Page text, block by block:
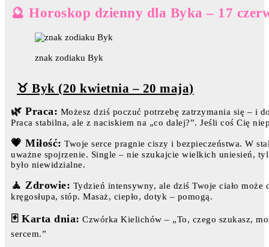
🔮 Horoskop dzienny dla Byka – 17
znak zodiaku Byk
♉ Byk (20 kwietnia – 20 maja)
🌿 Praca: Możesz dziś poczuć potrzebę zatrzymania się – i
Praca stabilna, ale z naciskiem na „co dalej?”. Jeśli coś Cię
💗 Miłość: Twoje serce pragnie ciszy i bezpieczeństwa. W
uważne spojrzenie. Single – nie szukajcie wielkich uniesień,
było niewidzialne.
🧘 Zdrowie: Tydzień intensywny, ale dziś Twoje ciało
kręgosłupa, stóp. Masaż, ciepło, dotyk – pomogą.
🃏 Karta dnia: Czwórka Kielichów – „To, czego szukasz,
sercem.”